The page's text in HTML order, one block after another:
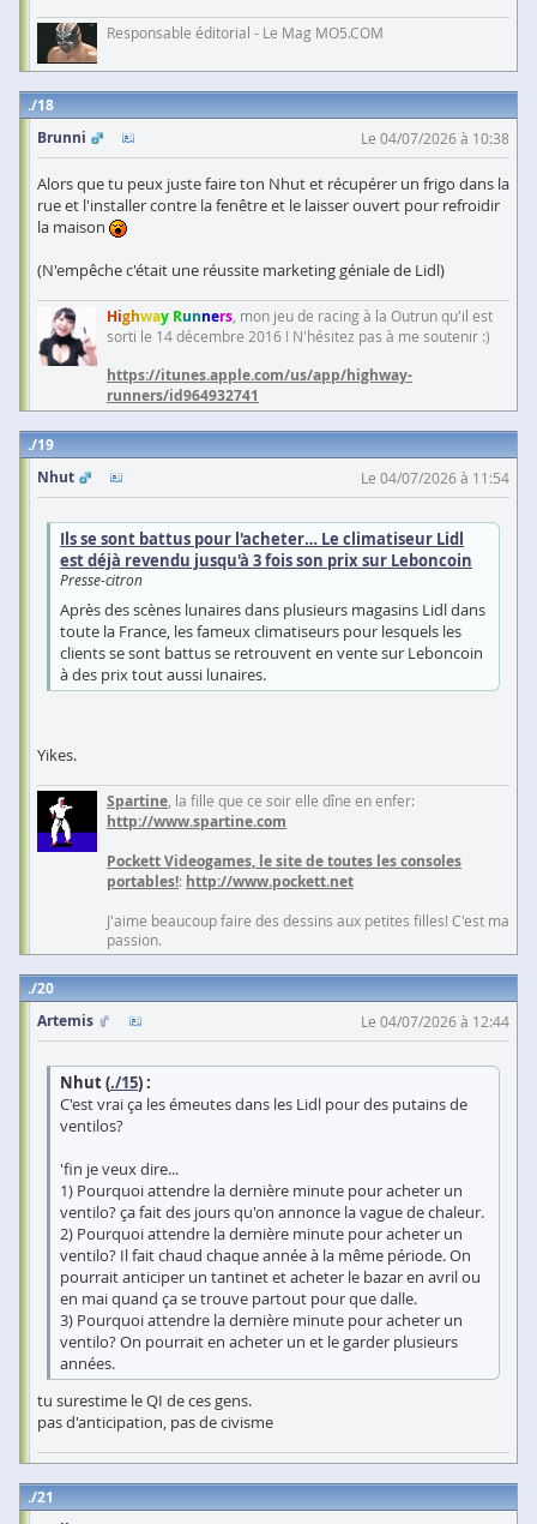
Responsable éditorial - Le Mag MO5.COM
18
Brunni
Le 04/07/2026 à 10:38
Alors que tu peux juste faire ton Nhut et récupérer un frigo dans la
rue et l'installer contre la fenêtre et le laisser ouvert pour refroidir
la maison
(N'empêche c'était une réussite marketing géniale de Lidl)
Highway Runners , mon jeu de racing à la Outrun qu'il est
sorti le 14 décembre 2016 ! N'hésitez pas à me soutenir :)
https://itunes.apple.com/us/app/highway-
runners/id964932741
19
Nhut
Le 04/07/2026 à 11:54
Ils se sont battus pour l'acheter… Le climatiseur Lidl
est déjà revendu jusqu'à 3 fois son prix sur Leboncoin
Presse-citron
Après des scènes lunaires dans plusieurs magasins Lidl dans
toute la France, les fameux climatiseurs pour lesquels les
clients se sont battus se retrouvent en vente sur Leboncoin
à des prix tout aussi lunaires.
Yikes.
Spartine , la fille que ce soir elle dîne en enfer:
http://www.spartine.com
Pockett Videogames, le site de toutes les consoles
portables!: http://www.pockett.net
J'aime beaucoup faire des dessins aux petites filles! C'est ma
passion.
20
Artemis
Le 04/07/2026 à 12:44
Nhut (./15) :
C'est vrai ça les émeutes dans les Lidl pour des putains de
ventilos?
'fin je veux dire...
1) Pourquoi attendre la dernière minute pour acheter un
ventilo? ça fait des jours qu'on annonce la vague de chaleur.
2) Pourquoi attendre la dernière minute pour acheter un
ventilo? Il fait chaud chaque année à la même période. On
pourrait anticiper un tantinet et acheter le bazar en avril ou
en mai quand ça se trouve partout pour que dalle.
3) Pourquoi attendre la dernière minute pour acheter un
ventilo? On pourrait en acheter un et le garder plusieurs
années.
tu surestime le QI de ces gens.
pas d'anticipation, pas de civisme
21